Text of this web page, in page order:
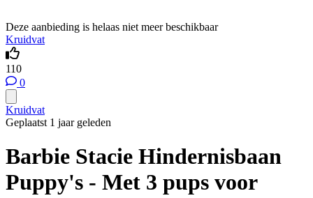
Deze aanbieding is helaas niet meer beschikbaar
Kruidvat
110
0
Kruidvat
Geplaatst 1 jaar geleden
Barbie Stacie Hindernisbaan
Puppy's - Met 3 pups voor